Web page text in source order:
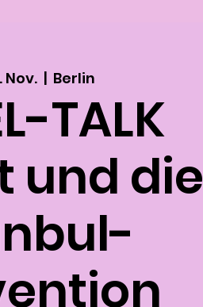
Nov.
  |
Berlin
TALK
und die